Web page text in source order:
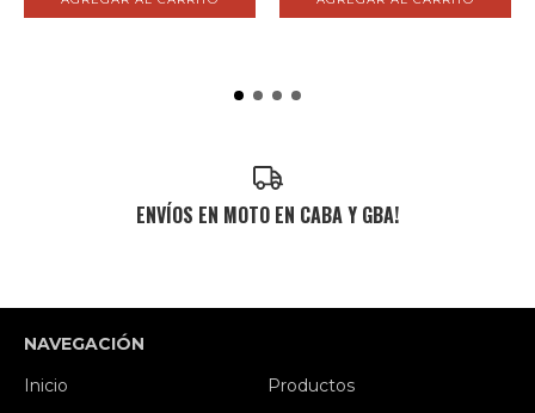
ENVÍOS EN MOTO EN CABA Y GBA!
NAVEGACIÓN
Inicio
Productos